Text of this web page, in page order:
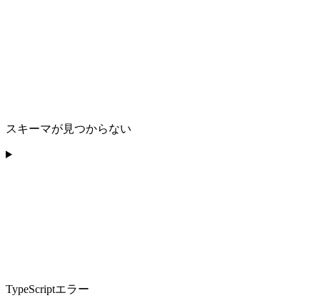
スキーマが見つからない
TypeScriptエラー